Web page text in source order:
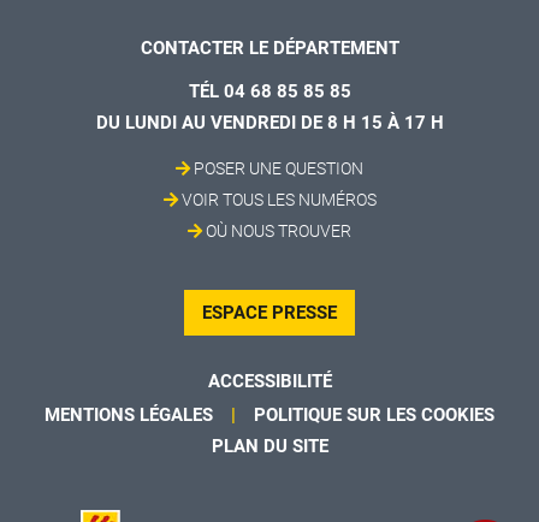
CONTACTER LE DÉPARTEMENT
TÉL 04 68 85 85 85
DU LUNDI AU VENDREDI DE 8 H 15 À 17 H
POSER UNE QUESTION
VOIR TOUS LES NUMÉROS
OÙ NOUS TROUVER
ESPACE PRESSE
ACCESSIBILITÉ
MENTIONS LÉGALES
POLITIQUE SUR LES COOKIES
PLAN DU SITE